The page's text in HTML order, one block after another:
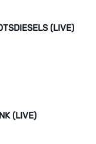
(LIVE)
(LIVE)